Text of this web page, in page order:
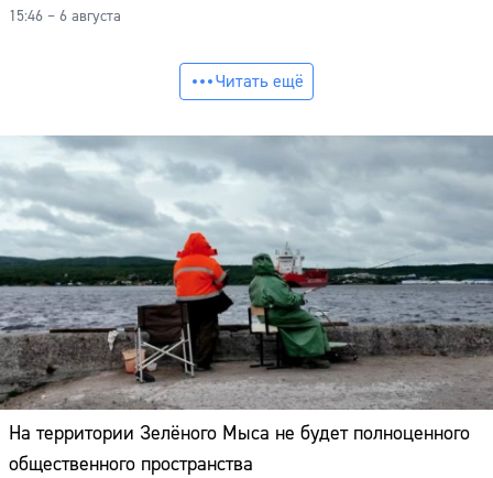
15:46 – 6 августа
Читать ещё
На территории Зелёного Мыса не будет полноценного
общественного пространства